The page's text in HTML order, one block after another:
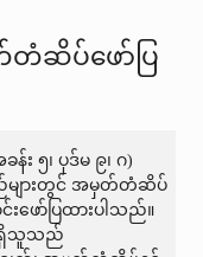
ဆိပ်ဖော်ပြ
၅၊ ပုဒ်မ ၉၊ ဂ)
ျားတွင် အမှတ်တံဆိပ်
းဖော်ပြထားပါသည်။
သူသည်